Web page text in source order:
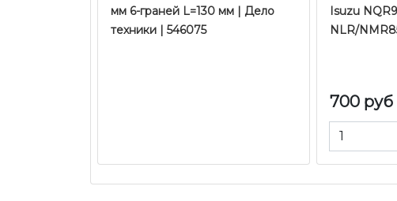
мм 6-граней L=130 мм | Дело
техники | 546075
Isuzu
NLR/
700 руб